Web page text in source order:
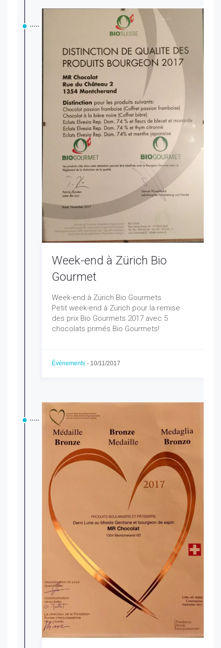
Week-end à Zürich Bio
Gourmet
Week-end à Zürich Bio Gourmets
Petit week-end à Zürich pour la remise
des prix Bio Gourmets 2017 avec 5
chocolats primés Bio Gourmets!
Événements - 10/11/2017